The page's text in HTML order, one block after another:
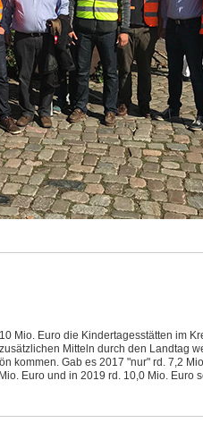
Mio. Euro die Kindertagesstätten im
Mitteln durch den Landtag
kommen. Gab es 2017 "nur" rd. 7,2
Euro und in 2019 rd. 10,0 Mio. Euro